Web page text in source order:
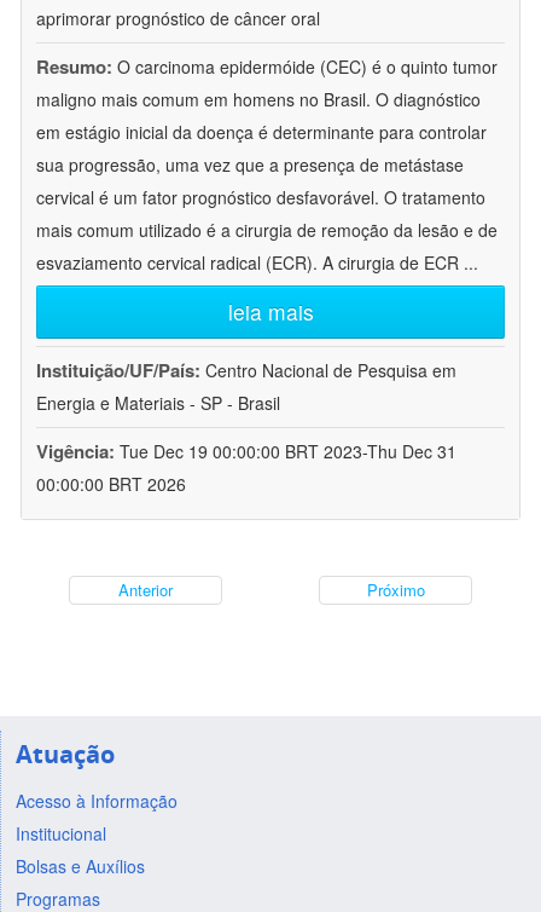
aprimorar prognóstico de câncer oral
Resumo: O carcinoma epidermóide (CEC) é o quinto tumor
maligno mais comum em homens no Brasil. O diagnóstico
em estágio inicial da doença é determinante para controlar
sua progressão, uma vez que a presença de metástase
cervical é um fator prognóstico desfavorável. O tratamento
mais comum utilizado é a cirurgia de remoção da lesão e de
esvaziamento cervical radical (ECR). A cirurgia de ECR ...
leia mais
Instituição/UF/País: Centro Nacional de Pesquisa em
Energia e Materiais - SP - Brasil
Vigência: Tue Dec 19 00:00:00 BRT 2023-Thu Dec 31
00:00:00 BRT 2026
Anterior Próximo
Atuação
Acesso à Informação
Institucional
Bolsas e Auxílios
Programas